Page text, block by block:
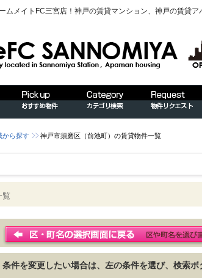
ムメイトFC三宮店！神戸の賃貸マンション、神戸の賃貸ア
から探す 神戸市須磨区（前池町）の賃貸物件一覧
覧
条件を変更したい場合は、左の条件を選び、検索ボ